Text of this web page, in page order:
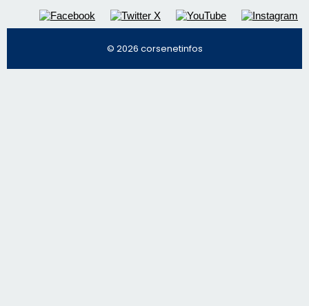
© 2026 corsenetinfos